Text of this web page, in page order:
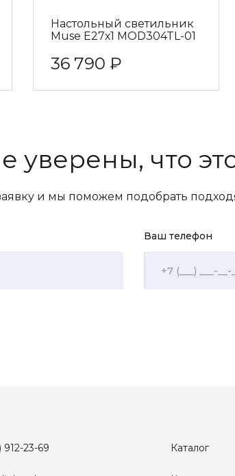
Настольный светильник
Muse E27х1 MOD304TL-01
36 790 ₽
уверены, что
и мы поможем подобрать
Ваш телефон
912-23-69 Каталог